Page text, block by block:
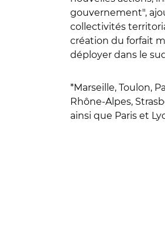
gouvernement",
collectivités
création du forfait
déployer dans le
*Marseille, Toulon,
Rhône-Alpes,
ainsi que Paris et